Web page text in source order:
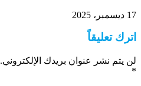
17 ديسمبر، 2025
اترك تعليقاً
لن يتم نشر عنوان بريدك الإلكتروني.
*